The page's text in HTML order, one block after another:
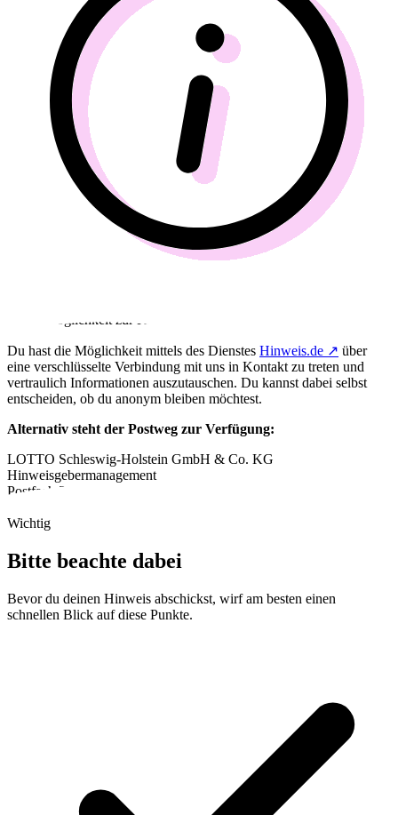
Deine Möglichkeit zur Kontaktaufnahme
Du hast die Möglichkeit mittels des Dienstes Hinweis.de ↗ über
eine verschlüsselte Verbindung mit uns in Kontakt zu treten und
vertraulich Informationen auszutauschen. Du kannst dabei selbst
entscheiden, ob du anonym bleiben möchtest.
Alternativ steht der Postweg zur Verfügung:
LOTTO Schleswig-Holstein GmbH & Co. KG
Hinweisgebermanagement
Postfach 3446
Wichtig
Bitte beachte dabei
Bevor du deinen Hinweis abschickst, wirf am besten einen
schnellen Blick auf diese Punkte.